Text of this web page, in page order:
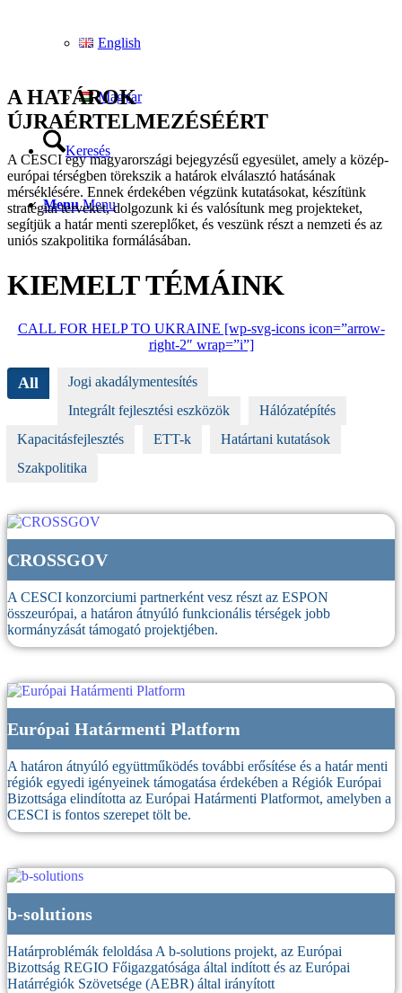
English
Magyar
Keresés
Menu Menu
A HATÁROK
ÚJRAÉRTELMEZÉSÉÉRT
A CESCI egy magyarországi bejegyzésű egyesület, amely a közép-
európai térségben törekszik a határok elválasztó hatásának
mérséklésére. Ennek érdekében végzünk kutatásokat, készítünk
stratégiai terveket, dolgozunk ki és valósítunk meg projekteket,
segítjük a határ menti szereplőket, és veszünk részt a nemzeti és az
uniós szakpolitika formálásában.
KIEMELT TÉMÁINK
CALL FOR HELP TO UKRAINE [wp-svg-icons icon=”arrow-
right-2″ wrap=”i”]
All
Jogi akadálymentesítés
Integrált fejlesztési eszközök
Hálózatépítés
Kapacitásfejlesztés
ETT-k
Határtani kutatások
Szakpolitika
CROSSGOV
A CESCI konzorciumi partnerként vesz részt az ESPON
összeurópai, a határon átnyúló funkcionális térségek jobb
kormányzását támogató projektjében.
Európai Határmenti Platform
A határon átnyúló együttműködés további erősítése és a határ menti
régiók egyedi igényeinek támogatása érdekében a Régiók Európai
Bizottsága elindította az Európai Határmenti Platformot, amelyben a
CESCI is fontos szerepet tölt be.
b-solutions
Határproblémák feloldása A b-solutions projekt, az Európai
Bizottság REGIO Főigazgatósága által indított és az Európai
Határrégiók Szövetsége (AEBR) által irányított